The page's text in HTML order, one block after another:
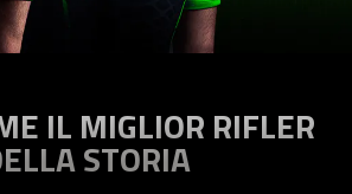
IL MIGLIOR RIFLER
STORIA